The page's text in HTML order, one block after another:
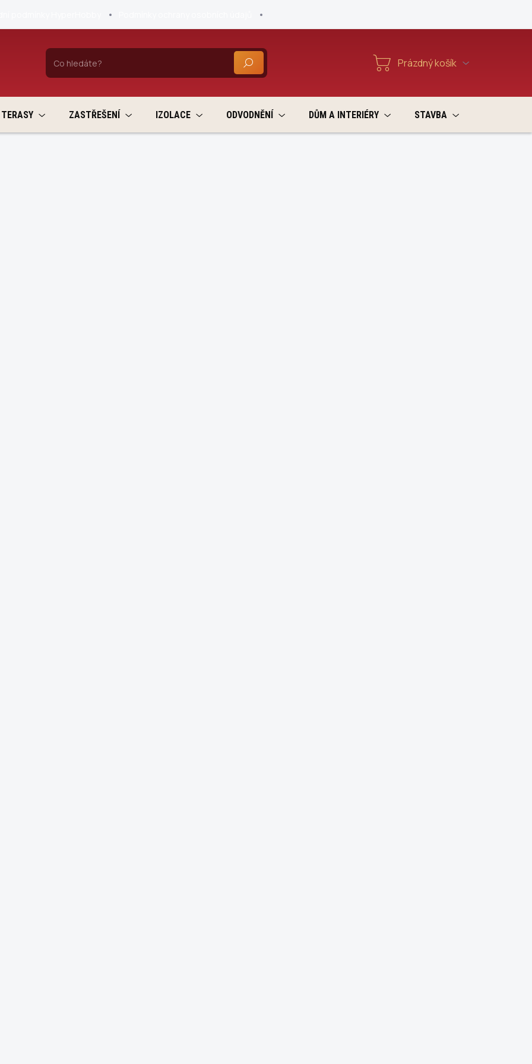
HLEDAT Nákupní
Prázdný košík
TERASY ZASTŘEŠENÍ IZOLACE ODVODNĚNÍ DŮM A INTERIÉRY STAVBA